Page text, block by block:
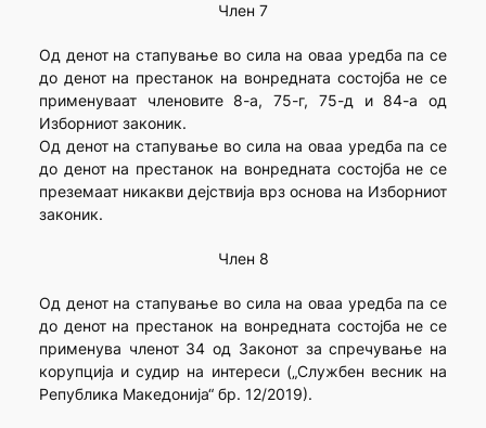
Член 7
Од денот на стапување во сила на оваа уредба па се
до денот на престанок на вонредната состојба не се
применуваат членовите 8-а, 75-г, 75-д и 84-а од
Изборниот законик.
Од денот на стапување во сила на оваа уредба па се
до денот на престанок на вонредната состојба не се
преземаат никакви дејствија врз основа на Изборниот
законик.
Член 8
Од денот на стапување во сила на оваа уредба па се
до денот на престанок на вонредната состојба не се
применува членот 34 од Законот за спречување на
корупција и судир на интереси („Службен весник на
Република Македонија“ бр. 12/2019).